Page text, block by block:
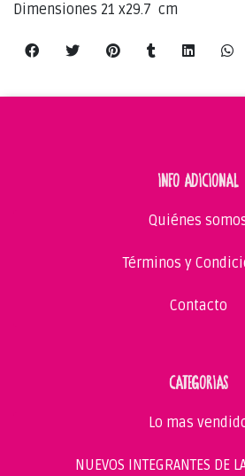
Dimensiones 21 x29.7 cm
INFO ADICIONAL
Quiénes
Términos y
Contacto
CATEGORIAS
Lo mas
NUEVOS INTEGRANTES DE